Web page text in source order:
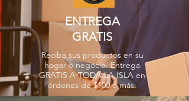
ENTREGA
GRATIS
Reciba sus productos en su
hogar o negocio. Entrega
GRATIS A TODA LA ISLA en
órdenes de $100 o más.